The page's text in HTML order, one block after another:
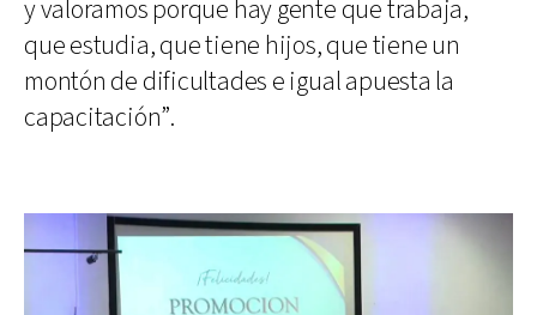
y valoramos porque hay gente que trabaja,
que estudia, que tiene hijos, que tiene un
montón de dificultades e igual apuesta la
capacitación”.